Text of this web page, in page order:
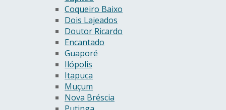
Coqueiro Baixo
Dois Lajeados
Doutor Ricardo
Encantado
Guaporé
Ilópolis
Itapuca
Muçum
Nova Bréscia